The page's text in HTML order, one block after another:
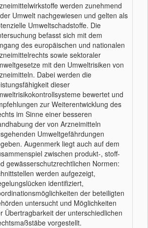
werden zunehmend
Umwelt nachgewiesen und gelten als
Umweltschadstoffe. Die
befasst sich mit dem
des europäischen und nationalen
sowie sektoraler
mit den Umweltrisiken von
Dabei werden die
dieser
bewertet und
zur Weiterentwicklung des
im Sinne einer besseren
der von Arzneimitteln
Umweltgefährdungen
Augenmerk liegt auch auf dem
zwischen produkt-, stoff-
gewässerschutzrechtlichen Normen:
werden aufgezeigt,
identifiziert,
der beteiligten
untersucht und Möglichkeiten
Übertragbarkeit der unterschiedlichen
vorgestellt.